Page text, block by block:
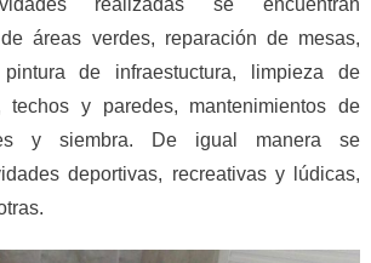
realizadas se encuentran
áreas verdes, reparación de mesas,
de infraestuctura, limpieza de
techos y paredes, mantenimientos de
y siembra. De igual manera se
deportivas, recreativas y lúdicas,